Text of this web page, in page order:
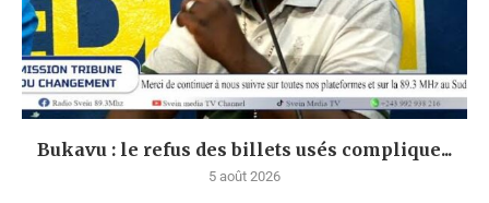
Bukavu : le refus des billets usés complique...
5 août 2026